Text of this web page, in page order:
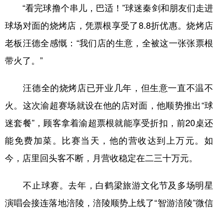
“看完球撸个串儿，巴适！”球迷秦剑和朋友们走进
球场对面的烧烤店，凭票根享受了8.8折优惠。烧烤店
老板汪德全感慨：“我们店的生意，全被这一张张票根
带火了。”
汪德全的烧烤店已开业几年，但生意一直不温不
火。这次渝超赛场就设在他的店对面，他顺势推出“球
迷套餐”，顾客拿着渝超票根就能享受折扣，前20桌还
能免费加菜。比赛当天，他的营收达到上万元。如
今，店里回头客不断，月营收稳定在二三十万元。
不止球赛。去年，白鹤梁旅游文化节及多场明星
演唱会接连落地涪陵，涪陵顺势上线了“智游涪陵”微信